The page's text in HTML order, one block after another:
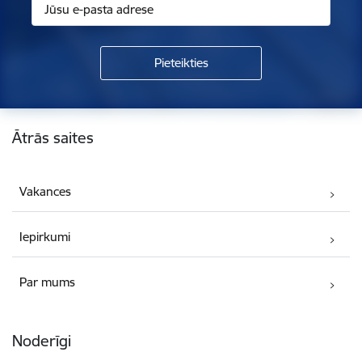
Kājene
Ātrās saites
Vakances
Iepirkumi
Par mums
Noderīgi